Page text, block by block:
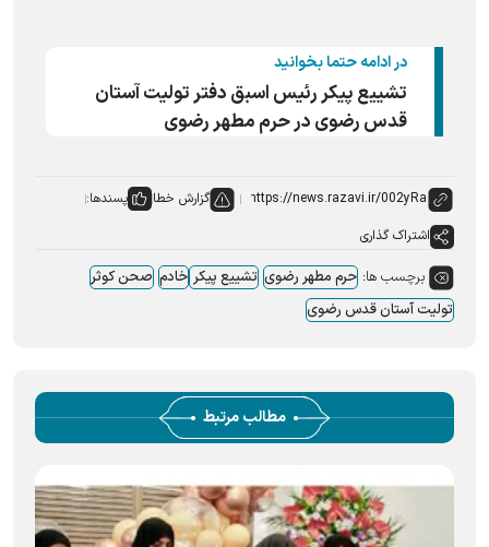
در ادامه حتما بخوانید
تشییع پیکر رئیس اسبق دفتر تولیت آستان
قدس رضوی در حرم مطهر رضوی
گزارش خطا
پسندها:
اشتراک گذاری
برچسب ها: حرم مطهر رضوی تشییع پیکرخادم صحن کوثر
تولیت آستان قدس رضوی
مطالب مرتبط